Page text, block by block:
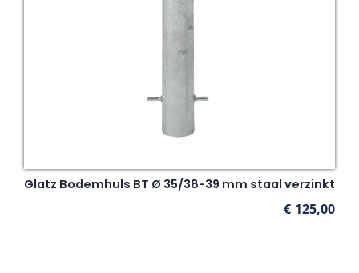
Glatz Bodemhuls BT Ø 35/38-39 mm staal verzinkt
€ 125,00